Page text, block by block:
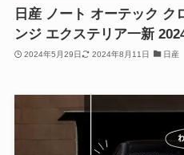
日産 ノート オーテック ク
ンジ エクステリア一新
2024年5月29日 2024年8月11日 日産